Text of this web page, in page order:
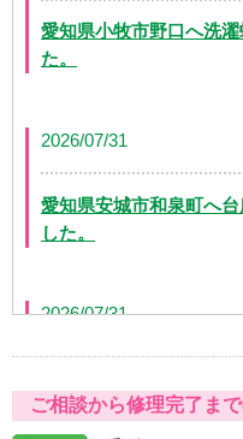
愛知県小牧市野口へ洗
た。
2026/07/31
愛知県安城市和泉町へ
した。
2026/07/31
した。
ご相談から修理完了ま